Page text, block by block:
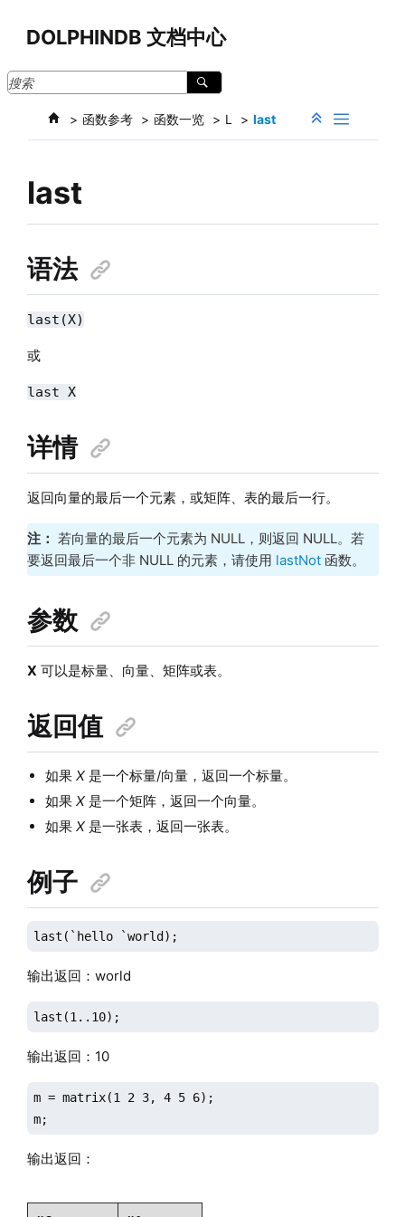
DOLPHINDB 文档中心
函数参考 函数一览 L last
last
语法
last(X)
或
last X
详情
返回向量的最后一个元素，或矩阵、表的最后一行。
注： 若向量的最后一个元素为 NULL，则返回 NULL。若
要返回最后一个非 NULL 的元素，请使用 lastNot函数。
参数
X 可以是标量、向量、矩阵或表。
返回值
如果 X是一个标量/向量，返回一个标量。
如果 X是一个矩阵，返回一个向量。
如果 X是一张表，返回一张表。
例子
last(`hello `world);
输出返回：world
last(1..10);
输出返回：10
m = matrix(1 2 3, 4 5 6);
m;
输出返回：